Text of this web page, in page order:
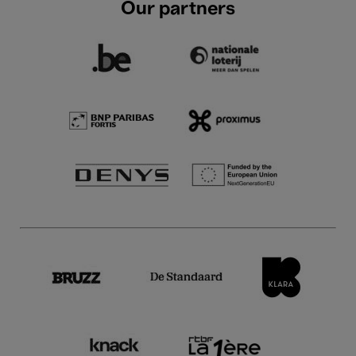
Our partners